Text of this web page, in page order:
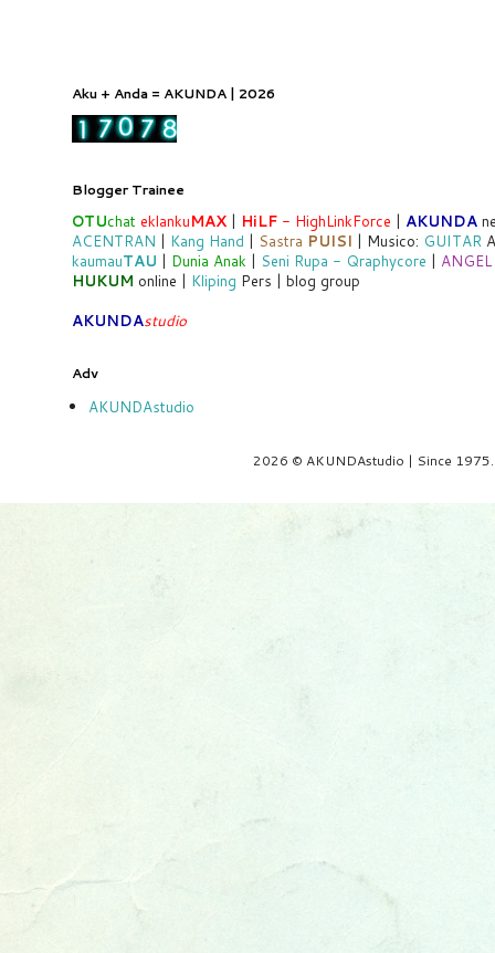
Aku + Anda = AKUNDA | 2026
Blogger Trainee
OTUchat eklankuMAX | HiLF - HighLinkForce | AKUNDA
ACENTRAN | Kang Hand | Sastra PUISI | Musico: GUITAR
kaumauTAU | Dunia Anak | Seni Rupa - Qraphycore |
HUKUM online | Kliping Pers | blog group
AKUNDAstudio
Adv
AKUNDAstudio
2026 © AKUNDAstudio | Since